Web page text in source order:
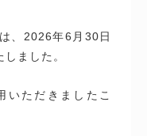
、2026年6月30日
ました。
いただきましたこ